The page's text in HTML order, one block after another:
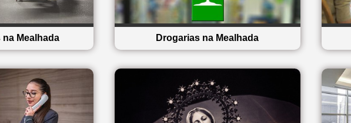
Mealhada Drogarias na Mealhada